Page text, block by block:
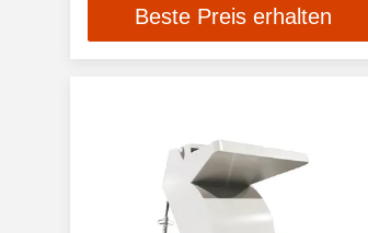
Beste Preis erhalten